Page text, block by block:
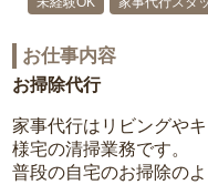
お仕事内容
お掃除代行
家事代行はリビングや
様宅の清掃業務です。
普段の自宅のお掃除の